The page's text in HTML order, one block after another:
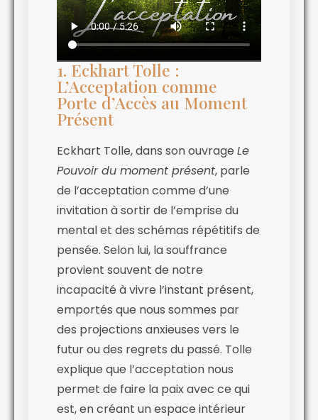
1. Eckhart Tolle :
L’Acceptation comme
Porte d’Accès au Moment
Présent
Eckhart Tolle, dans son ouvrage Le
Pouvoir du moment présent, parle
de l’acceptation comme d’une
invitation à sortir de l’emprise du
mental et des schémas répétitifs de
pensée. Selon lui, la souffrance
provient souvent de notre
incapacité à vivre l’instant présent,
emportés que nous sommes par
des projections anxieuses vers le
futur ou des regrets du passé. Tolle
explique que l’acceptation nous
permet de faire la paix avec ce qui
est, en créant un espace intérieur